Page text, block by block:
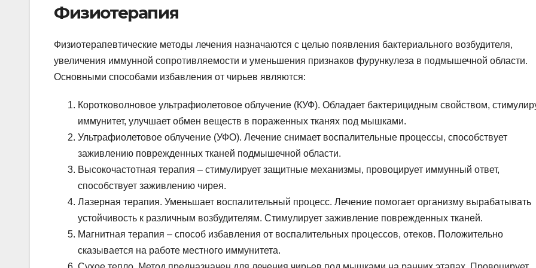
Физиотерапия
Физиотерапевтические методы лечения назначаются с целью появления бактериального возбудителя,
увеличения иммунной сопротивляемости и уменьшения признаков фурункулеза в подмышечной области.
Основными способами избавления от чирьев являются:
Коротковолновое ультрафиолетовое облучение (КУФ). Обладает бактерицидным свойством,
иммунитет, улучшает обмен веществ в пораженных тканях под мышками.
Ультрафиолетовое облучение (УФО). Лечение снимает воспалительные процессы, способствует
заживлению поврежденных тканей подмышечной области.
Высокочастотная терапия – стимулирует защитные механизмы, провоцирует иммунный ответ,
способствует заживлению чирея.
Лазерная терапия. Уменьшает воспалительный процесс. Лечение помогает организму вырабатывать
устойчивость к различным возбудителям. Стимулирует заживление поврежденных тканей.
Магнитная терапия – способ избавления от воспалительных процессов, отеков. Положительно
сказывается на работе местного иммунитета.